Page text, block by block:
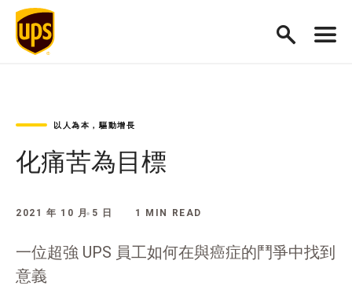
以人為本，驅動增長
化痛苦為目標
2021 年 10 月 5 日 1 MIN READ
一位超強 UPS 員工如何在與癌症的鬥爭中找到
意義